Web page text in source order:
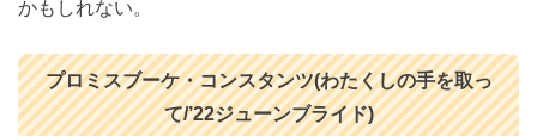
かもしれない。
プロミスブーケ・コンスタンツ(わたくしの手を取っ
て/’22ジューンブライド)